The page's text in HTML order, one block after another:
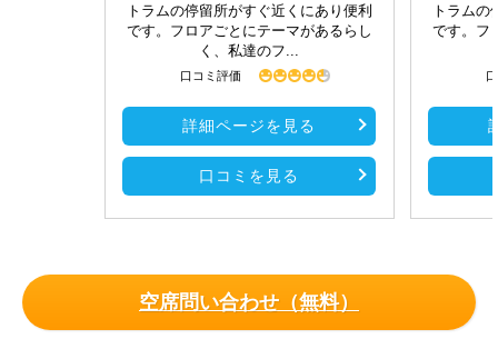
トラムの停留所がすぐ近くにあり便利
です。フロアごとにテーマがあるらし
く、私達のフ...
口コミ評価
詳細ページを見る
口コミを見る
トラムの
です。フ
空席問い合わせ（無料）